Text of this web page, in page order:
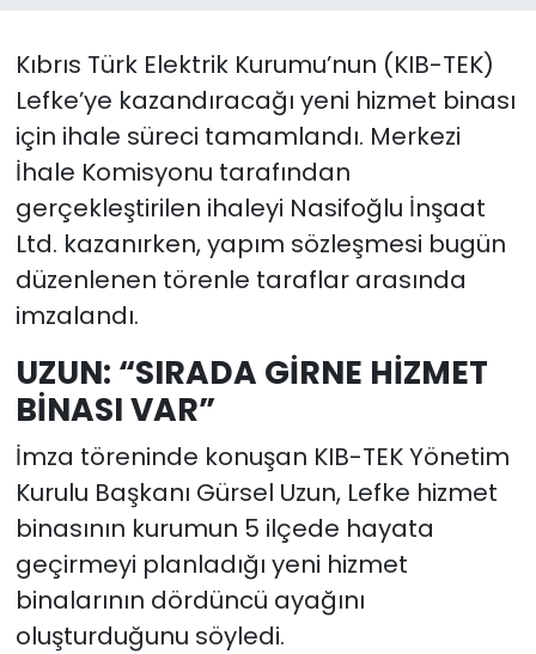
Kıbrıs Türk Elektrik Kurumu’nun (KIB-TEK)
Lefke’ye kazandıracağı yeni hizmet binası
için ihale süreci tamamlandı. Merkezi
İhale Komisyonu tarafından
gerçekleştirilen ihaleyi Nasifoğlu İnşaat
Ltd. kazanırken, yapım sözleşmesi bugün
düzenlenen törenle taraflar arasında
imzalandı.
UZUN: “SIRADA GİRNE HİZMET
BİNASI VAR”
İmza töreninde konuşan KIB-TEK Yönetim
Kurulu Başkanı Gürsel Uzun, Lefke hizmet
binasının kurumun 5 ilçede hayata
geçirmeyi planladığı yeni hizmet
binalarının dördüncü ayağını
oluşturduğunu söyledi.
Teknoloji
TÜRKiYE
Video Galeri
YAŞAM